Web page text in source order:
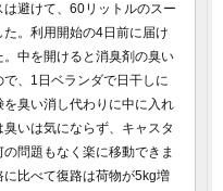
避けて、60リットルのスー
。利用開始の4日前に届け
中を開けると消臭剤の臭い
、1日ベランダで日干しに
臭い消し代わりに中に入れ
いは気にならず、キャスタ
問題もなく楽に移動できま
比べて復路は荷物が5kg増